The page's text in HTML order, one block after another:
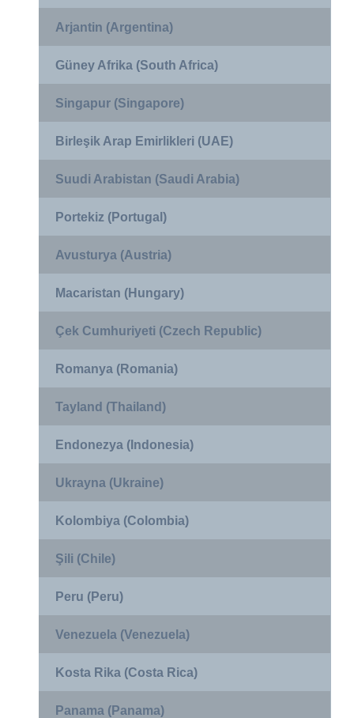
Arjantin (Argentina)
Güney Afrika (South Africa)
Singapur (Singapore)
Birleşik Arap Emirlikleri (UAE)
Suudi Arabistan (Saudi Arabia)
Portekiz (Portugal)
Avusturya (Austria)
Macaristan (Hungary)
Çek Cumhuriyeti (Czech Republic)
Romanya (Romania)
Tayland (Thailand)
Endonezya (Indonesia)
Ukrayna (Ukraine)
Kolombiya (Colombia)
Şili (Chile)
Peru (Peru)
Venezuela (Venezuela)
Kosta Rika (Costa Rica)
Panama (Panama)